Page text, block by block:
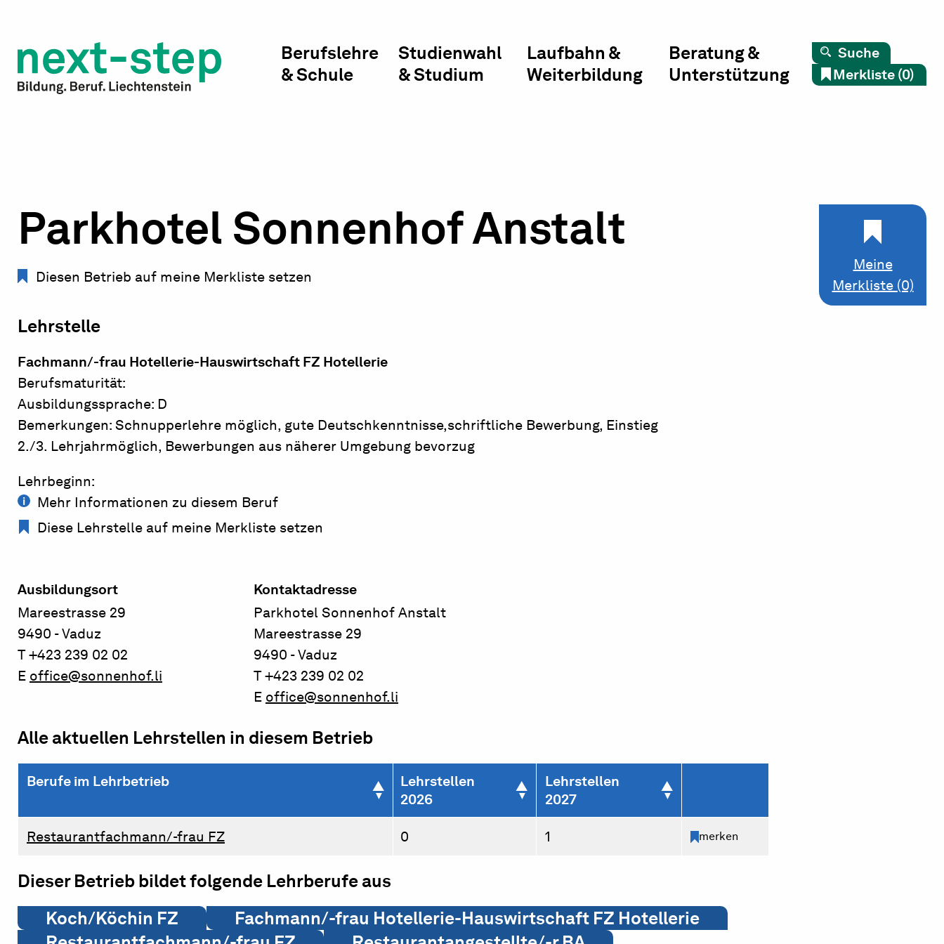
Laufbahn & Weiterbildung
Beratung & Unterstützung
Berufslehre
& Schule
Studienwahl
& Studium
Laufbahn &
Weiterbildung
Beratung &
Unterstützung
Suche
Merkliste (0)
Parkhotel Sonnenhof Anstalt
Diesen Betrieb auf meine Merkliste setzen
Lehrstelle
Fachmann/-frau Hotellerie-Hauswirtschaft FZ Hotellerie
Berufsmaturität:
Ausbildungssprache: D
Bemerkungen: Schnupperlehre möglich, gute Deutschkenntnisse,schriftliche Bewerbung, Einstieg
2./3. Lehrjahrmöglich, Bewerbungen aus näherer Umgebung bevorzug
Lehrbeginn:
Mehr Informationen zu diesem Beruf
Diese Lehrstelle auf meine Merkliste setzen
Ausbildungsort
Mareestrasse 29
9490 - Vaduz
T +423 239 02 02
E office@sonnenhof.li
Kontaktadresse
Parkhotel Sonnenhof Anstalt
Mareestrasse 29
9490 - Vaduz
T +423 239 02 02
E office@sonnenhof.li
Meine
Merkliste (0)
Alle aktuellen Lehrstellen in diesem Betrieb
Berufe im Lehrbetrieb
Lehrstellen
2026
Lehrstellen
2027
Restaurantfachmann/-frau FZ 0 1 merken
Dieser Betrieb bildet folgende Lehrberufe aus
Koch/Köchin FZ
Fachmann/-frau Hotellerie-Hauswirtschaft FZ Hotellerie